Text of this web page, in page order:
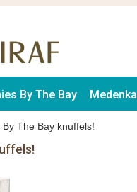
By The Bay Medenka
The Bay knuffels!